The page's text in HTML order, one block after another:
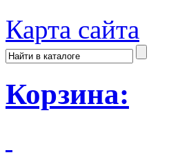
Карта сайта
Корзина: